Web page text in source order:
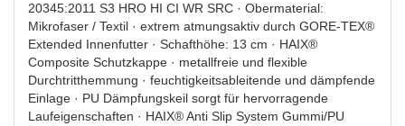
20345:2011 S3 HRO HI CI WR SRC · Obermaterial:
Mikrofaser / Textil · extrem atmungsaktiv durch GORE-TEX®
Extended Innenfutter · Schafthöhe: 13 cm · HAIX®
Composite Schutzkappe · metallfreie und flexible
Durchtritthemmung · feuchtigkeitsableitende und dämpfende
Einlage · PU Dämpfungskeil sorgt für hervorragende
Laufeigenschaften · HAIX® Anti Slip System Gummi/PU